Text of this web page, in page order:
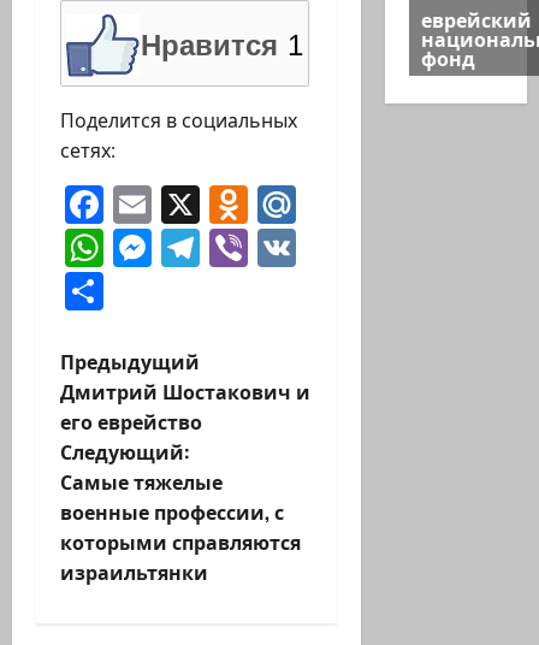
Нравится 1
Поделится в социальных
сетях:
Facebook
Email
X Odnoklassniki
WhatsApp
Messenger
Telegram
Viber
Н
а
в
и
г
Предыдущий
Дмитрий Шостакович и
его еврейство
Следующий:
Самые тяжелые
военные профессии, с
которыми справляются
израильтянки
еврейский
фонд